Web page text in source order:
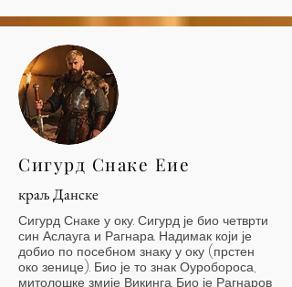
Сигурд Снаке Еие
краљ Данске
Сигурд Снаке у оку. Сигурд је био четврти
син Аслауга и Рагнара. Надимак који је
добио по посебном знаку у оку (прстен
око зенице). Био је то знак Оуробороса,
митолошке змије Викинга. Био је Рагнаров